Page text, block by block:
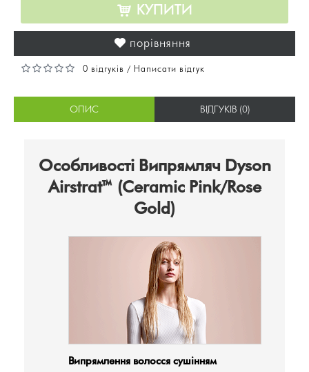
КУПИТИ
порівняння
0 відгуків / Написати відгук
ОПИС ВІДГУКІВ (0)
Особливості Випрямляч Dyson
Airstrat™ (Ceramic Pink/Rose
Gold)
Випрямлення волосся сушінням